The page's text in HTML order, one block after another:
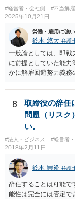
#経営者・会社側 #不当解雇
2025年10月21日
労働・雇用に強
鈴木 悠太 弁護
一般論としては、即戦
に前提としていた能力
かに解雇回避努力義務
解雇の有効性が認めら
場合でも、「会社が
か」との点はやはり
手段はその一例とな
る可能性が高いと思
個別事情によりますの
が良いかと思います。
8
取締役の辞任
問題（リスク
い。
#法人・ビジネス #経営者
2018年2月11日
鈴木 崇裕 弁護
辞任することは可能で
能性は完全には否定で